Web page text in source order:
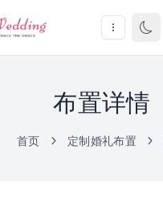
布置详情
首页 定制婚礼布置